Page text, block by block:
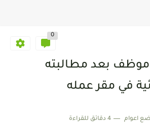
0
موظف بعد مطالبته
في مقر عمله
اعوام 4 دقائق للقراءة